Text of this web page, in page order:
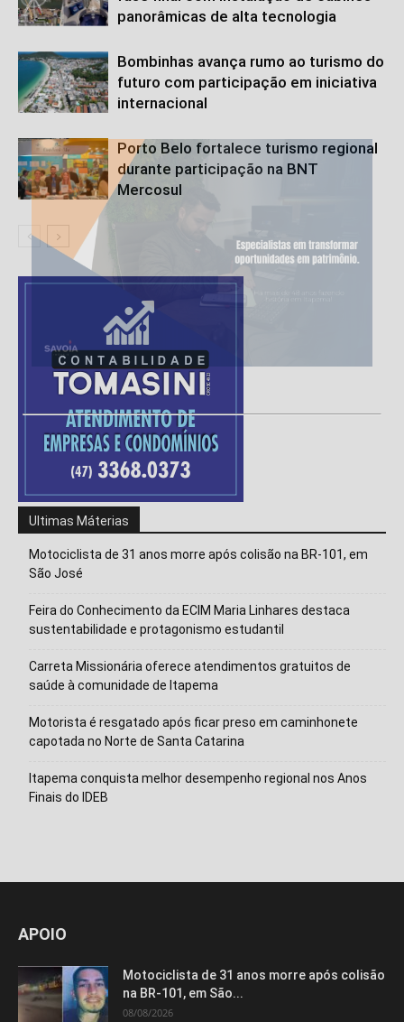
panorâmicas de alta tecnologia
Bombinhas avança rumo ao turismo do
futuro com participação em iniciativa
internacional
Porto Belo fortalece turismo regional
durante participação na BNT
Mercosul
Ultimas Máterias
Motociclista de 31 anos morre após colisão na BR-101, em
São José
Feira do Conhecimento da ECIM Maria Linhares destaca
sustentabilidade e protagonismo estudantil
Carreta Missionária oferece atendimentos gratuitos de
saúde à comunidade de Itapema
Motorista é resgatado após ficar preso em caminhonete
capotada no Norte de Santa Catarina
Itapema conquista melhor desempenho regional nos Anos
Finais do IDEB
APOIO
Motociclista de 31 anos morre após colisão
na BR-101, em São...
08/08/2026